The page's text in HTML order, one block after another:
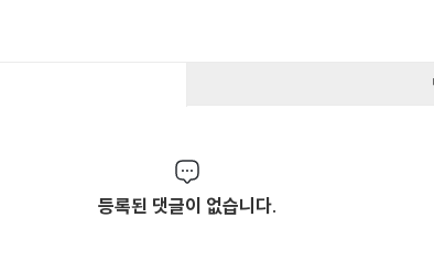
등록된 댓글이 없습니다.